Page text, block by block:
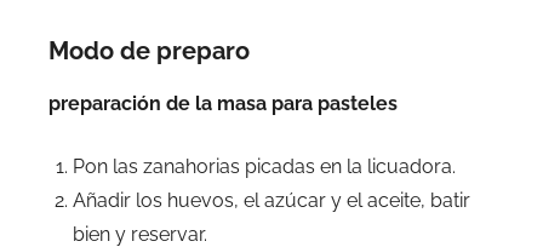
Modo de preparo
preparación de la masa para pasteles
Pon las zanahorias picadas en la licuadora.
Añadir los huevos, el azúcar y el aceite, batir
bien y reservar.